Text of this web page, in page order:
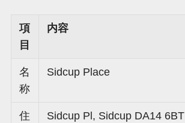
項
目
内容
名
称
Sidcup Place
住
Sidcup Pl, Sidcup DA14 6BT